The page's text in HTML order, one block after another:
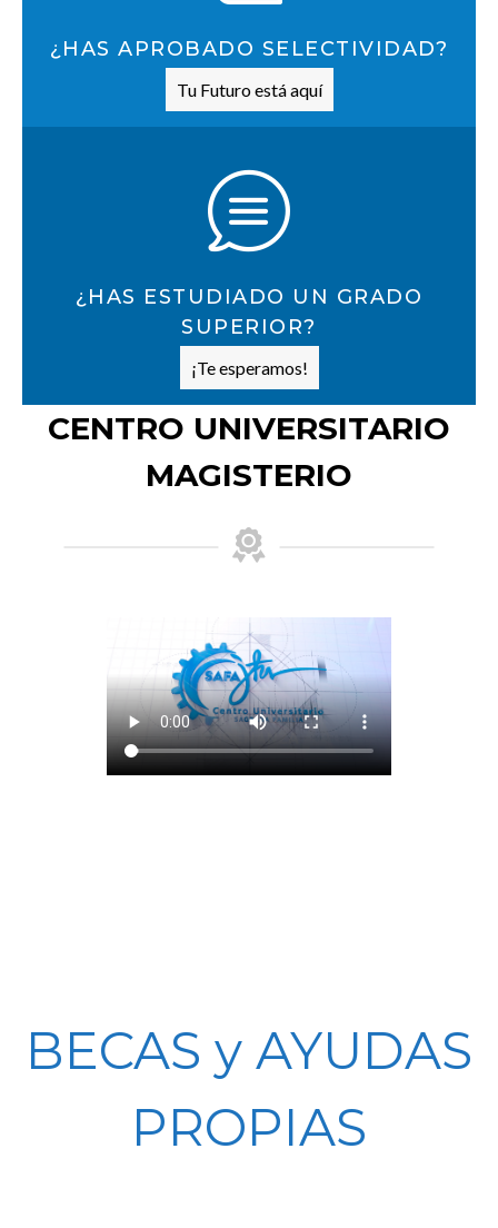
¿HAS APROBADO SELECTIVIDAD?
Tu Futuro está aquí
¿HAS ESTUDIADO UN GRADO
SUPERIOR?
¡Te esperamos!
CENTRO UNIVERSITARIO
MAGISTERIO
BECAS y AYUDAS
PROPIAS